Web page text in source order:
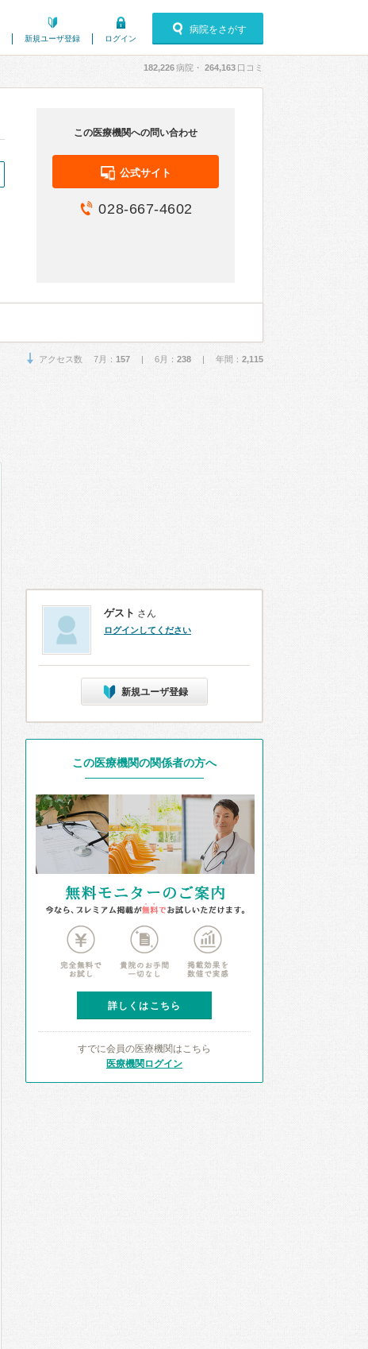
新規ユーザ登録 ログイン
病院をさがす
182,226病院・ 264,163 口コミ
この医療機関への問い合わせ
公式サイト
028-667-4602
アクセス数 7月： 157 | 6月： 238 | 年間： 2,115
ゲスト さん
ログインしてください
新規ユーザ登録
この医療機関の関係者の方へ
詳しくはこちら
すでに会員の医療機関はこちら
医療機関ログイン